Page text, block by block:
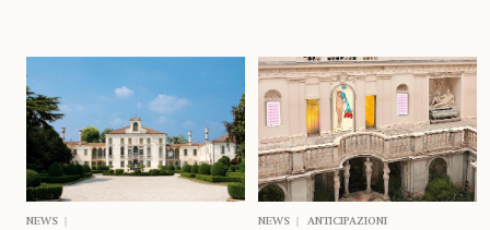
NEWS
NEWS ANTICIPAZIONI